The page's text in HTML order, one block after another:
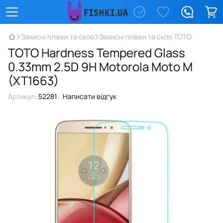
Захисні плівки та скло Захисні плівки та скло TOTO
TOTO Hardness Tempered Glass
0.33mm 2.5D 9H Motorola Moto M
(XT1663)
Артикул: 52281 Написати відгук